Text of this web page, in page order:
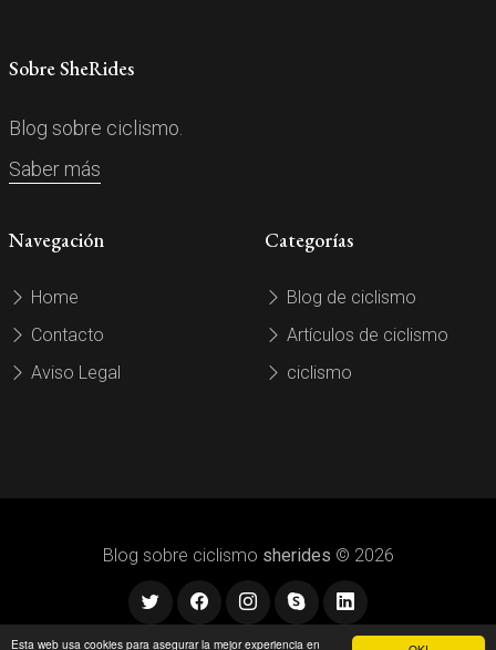
Esta web usa cookies para asegurar la mejor experiencia en
Sobre SheRides
Blog sobre ciclismo.
Saber más
Navegación
Home
Contacto
Aviso Legal
Categorías
Blog de ciclismo
Artículos de ciclismo
ciclismo
Blog sobre ciclismo sherides © 2026